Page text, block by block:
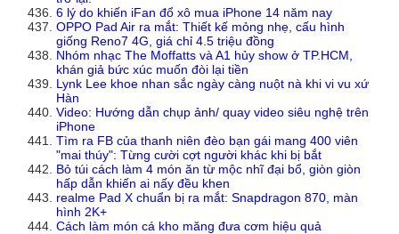
6 lý do khiến iFan đổ xô mua iPhone 14 năm nay
OPPO Pad Air ra mắt: Thiết kế mỏng nhẹ, cấu hình
giống Reno7 4G, giá chỉ 4.5 triệu đồng
Nhóm nhạc The Moffatts và A1 hủy show ở TP.HCM,
khán giả bức xúc muốn đòi lại tiền
Lynk Lee khoe nhan sắc ngày càng nuột nà khi vi vu xứ
Hàn
Video: Hướng dẫn chụp ảnh/ quay video siêu nghệ trên
iPhone
Tìm ra FB của thanh niên đèo bạn gái mang 400 viên
"mai thúy": Từng cười cợt người khác khi bị bắt
Bỏ túi cách làm 4 món ăn từ mộc nhĩ đại bổ, giòn giòn
hấp dẫn khiến ai nấy đều khen
realme Pad X chuẩn bị ra mắt: Snapdragon 870, màn
hình 2K+
Cách làm món cá kho măng đưa cơm hiệu quả